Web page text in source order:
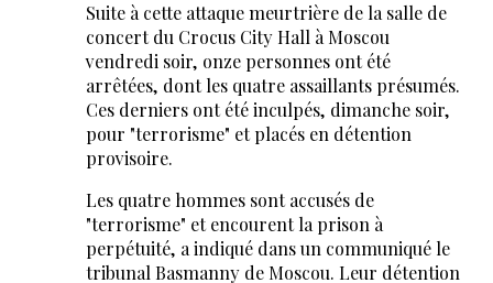
Suite à cette attaque meurtrière de la salle de
concert du Crocus City Hall à Moscou
vendredi soir, onze personnes ont été
arrêtées, dont les quatre assaillants présumés.
Ces derniers ont été inculpés, dimanche soir,
pour "terrorisme" et placés en détention
provisoire.
Les quatre hommes sont accusés de
"terrorisme" et encourent la prison à
perpétuité, a indiqué dans un communiqué le
tribunal Basmanny de Moscou. Leur détention